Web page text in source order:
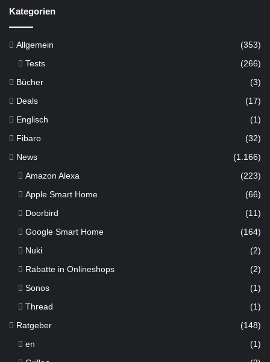
Kategorien
Allgemein (353)
Tests (266)
Bücher (3)
Deals (17)
Englisch (1)
Fibaro (32)
News (1.166)
Amazon Alexa
(223)
Apple Smart Home
(66)
Doorbird
(11)
Google Smart Home
(164)
Nuki
(2)
Rabatte in Onlineshops
(2)
Sonos
(1)
Thread
(1)
Ratgeber (148)
en
(1)